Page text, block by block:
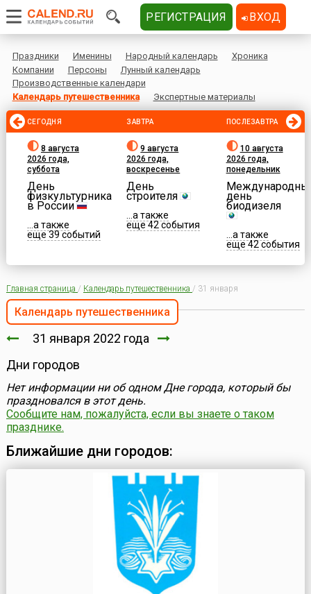
Праздники Именины Народный календарь
Хроника
Компании
Персоны
Лунный календарь
Производственные календари
Календарь путешественника
Экспертные материалы
СЕГОДНЯ
8 августа
2026 года,
суббота
День
физкультурника
в России
...а также
еще 39 событий
ЗАВТРА
9 августа
2026 года,
воскресенье
День
строителя
...а также
еще 42 события
ПОСЛЕЗАВТРА
10 августа
2026 года,
понедельник
день
биодизеля
...а также
еще 42 события
Главная страница / Календарь путешественника / 31 января
Календарь путешественника
31 января 2022 года
Дни городов
Нет информации ни об одном Дне города, который бы
праздновался в этот день.
Сообщите нам, пожалуйста, если вы знаете о таком
празднике.
Ближайшие дни городов:
РЕГИСТРАЦИЯ ВХОД